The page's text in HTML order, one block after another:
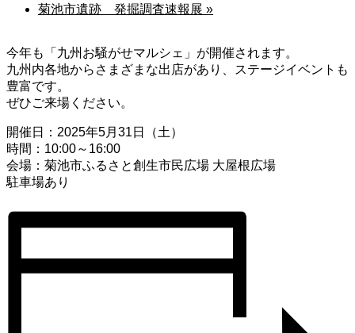
菊池市遺跡 発掘調査速報展 »
今年も「九州お騒がせマルシェ」が開催されます。
九州内各地からさまざまな出店があり、ステージイベントも
豊富です。
ぜひご来場ください。
開催日：2025年5月31日（土）
時間：10:00～16:00
会場：菊池市ふるさと創生市民広場 大屋根広場
駐車場あり